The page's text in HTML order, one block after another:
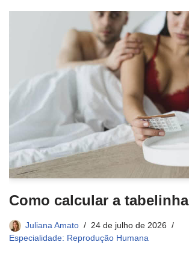
Como calcular a tabelinha
Juliana Amato
24 de julho de 2026
Especialidade: Reprodução Humana